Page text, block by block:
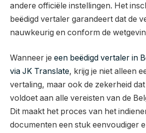
andere officiële instellingen. Het
beëdigd vertaler garandeert dat de
nauwkeurig en conform de
Wanneer je een beëdigd vertaler in
via JK Translate, krijg je niet alleen
vertaling, maar ook de zekerheid
voldoet aan alle vereisten van de
Dit maakt het proces van het
documenten een stuk eenvoudiger